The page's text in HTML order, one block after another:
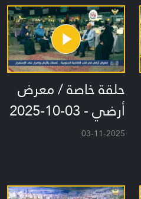
حلقة خاصة / معرض
أرضي - 03-10-2025
03-11-2025